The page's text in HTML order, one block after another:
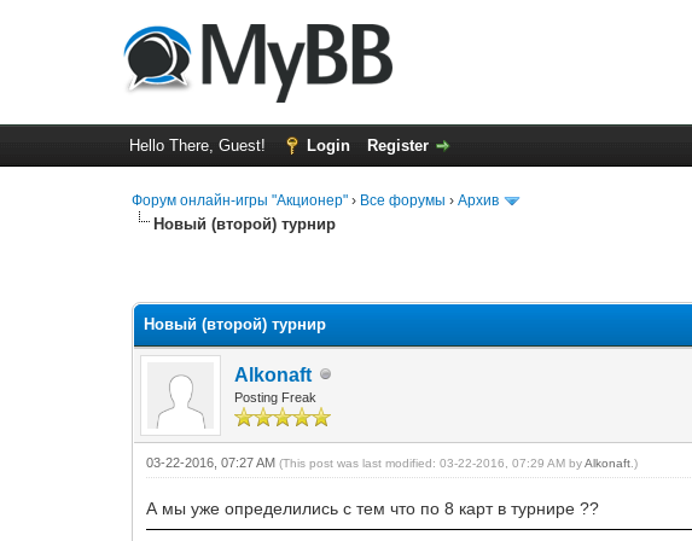
Hello There, Guest! Login Register
Форум онлайн-игры "Акционер" › Все форумы ›Архив
Новый (второй) турнир
Новый (второй) турнир
Alkonaft
Posting Freak
03-22-2016, 07:27 AM(This post was last modified: 03-22-2016, 07:29 AM byAlkonaft .)
А мы уже определились с тем что по 8 карт в турнире ??